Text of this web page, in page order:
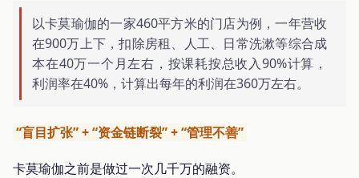
以卡莫瑜伽的一家460平方米的门店为例，一年营收
在900万上下，扣除房租、人工、日常洗漱等综合成
本在40万一个月左右，按课耗按总收入90%计算，
利润率在40%，计算出每年的利润在360万左右。
“盲目扩张” + “资金链断裂” + “管理不善”
卡莫瑜伽之前是做过一次几千万的融资。